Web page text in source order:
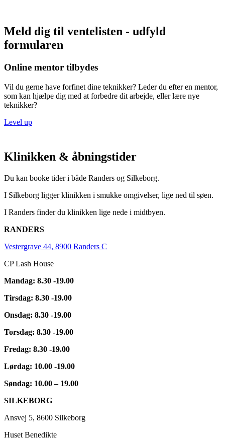
Meld dig til ventelisten​ - udfyld
formularen
Online mentor tilbydes
Vil du gerne have forfinet dine teknikker? Leder du efter en mentor,
som kan hjælpe dig med at forbedre dit arbejde, eller lære nye
teknikker?​
Level up
Klinikken & åbningstider
Du kan booke tider i både Randers og Silkeborg.
I Silkeborg ligger klinikken i smukke omgivelser, lige ned til søen.
I Randers finder du klinikken lige nede i midtbyen.
RANDERS
Vestergrave 44, 8900 Randers C
CP Lash House
Mandag: 8.30 -19.00
Tirsdag: 8.30 -19.00
Onsdag: 8.30 -19.00
Torsdag: 8.30 -19.00
Fredag: 8.30 -19.00
Lørdag: 10.00 -19.00
Søndag: 10.00 – 19.00
SILKEBORG
Ansvej 5, 8600 Silkeborg
Huset Benedikte